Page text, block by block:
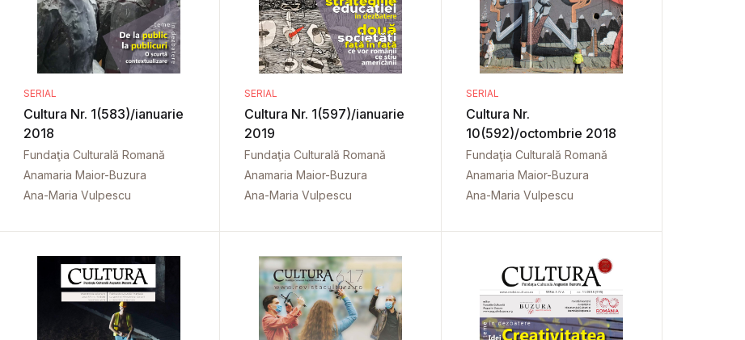
SERIAL
Cultura Nr. 1(583)/ianuarie
2018
Fundaţia Culturală Romană
Anamaria Maior-Buzura
Ana-Maria Vulpescu
SERIAL
Cultura Nr. 1(597)/ianuarie
2019
Fundaţia Culturală Romană
Anamaria Maior-Buzura
Ana-Maria Vulpescu
SERIAL
Cultura Nr.
10(592)/octombrie 2018
Fundaţia Culturală Romană
Anamaria Maior-Buzura
Ana-Maria Vulpescu